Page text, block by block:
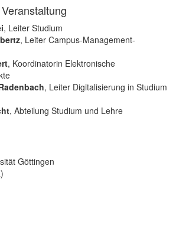
, Leiter Studium
, Leiter Campus-Management-
, Koordinatorin Elektronische
, Leiter Digi­ta­lisierung in Studium
, Abteilung Studium und Lehre
Göttingen